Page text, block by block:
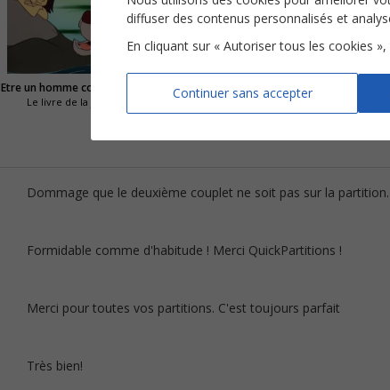
Etre un homme comme vous
Le livre de la jungle
Hakuna Matata
Le Roi Lion
Histoire
La belle et la
Dommage que le deuxième couplet ne soit pas sur la partition.
Formidable comme d'habitude ! Merci QuickPartitions !
Merci pour toutes vos partitions. C'est toujours parfait
Très bien!
diffuser des contenus personnalisés et
En cliquant sur « Autoriser tous les cookies
Continuer sans accepter